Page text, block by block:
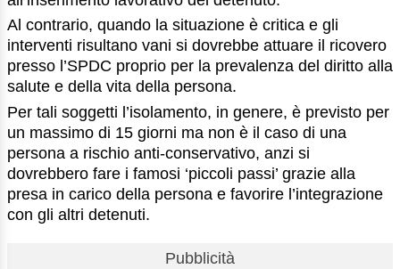
Al contrario, quando la situazione è critica e gli
interventi risultano vani si dovrebbe attuare il ricovero
presso l’SPDC proprio per la prevalenza del diritto alla
salute e della vita della persona.
Per tali soggetti l’isolamento, in genere, è previsto per
un massimo di 15 giorni ma non è il caso di una
persona a rischio anti-conservativo, anzi si
dovrebbero fare i famosi ‘piccoli passi’ grazie alla
presa in carico della persona e favorire l’integrazione
con gli altri detenuti.
Pubblicità